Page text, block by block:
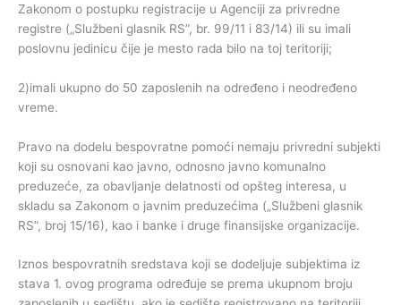
Zakonom o postupku registracije u Agenciji za privredne
registre („Službeni glasnik RS”, br. 99/11 i 83/14) ili su imali
poslovnu jedinicu čije je mesto rada bilo na toj teritoriji;
2)imali ukupno do 50 zaposlenih na određeno i neodređeno
vreme.
Pravo na dodelu bespovratne pomoći nemaju privredni subjekti
koji su osnovani kao javno, odnosno javno komunalno
preduzeće, za obavljanje delatnosti od opšteg interesa, u
skladu sa Zakonom o javnim preduzećima („Službeni glasnik
RS”, broj 15/16), kao i banke i druge finansijske organizacije.
Iznos bespovratnih sredstava koji se dodeljuje subjektima iz
stava 1. ovog programa određuje se prema ukupnom broju